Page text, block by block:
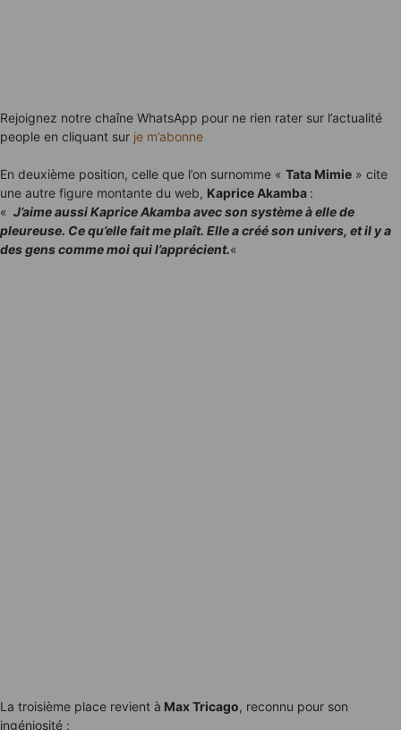
Rejoignez notre chaîne WhatsApp pour ne rien rater sur l’actualité
people en cliquant sur je m’abonne
En deuxième position, celle que l’on surnomme « Tata Mimie » cite
une autre figure montante du web, Kaprice Akamba :
« J’aime aussi Kaprice Akamba avec son système à elle de
pleureuse. Ce qu’elle fait me plaît. Elle a créé son univers, et il y a
des gens comme moi qui l’apprécient.«
La troisième place revient à Max Tricago, reconnu pour son
ingéniosité :